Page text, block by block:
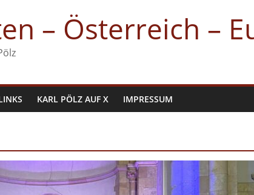
– Österreich –
KARL PÖLZ AUF X IMPRESSUM